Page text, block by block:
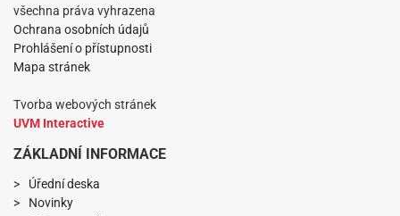
všechna práva vyhrazena
Ochrana osobních údajů
Prohlášení o přístupnosti
Mapa stránek
Tvorba webových stránek
UVM Interactive
ZÁKLADNÍ INFORMACE
Úřední deska
Novinky